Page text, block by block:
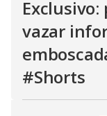
vazar
#Shorts